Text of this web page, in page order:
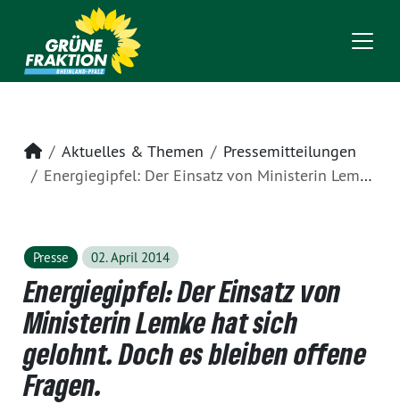
Startseite
Aktuelles & Themen
Pressemitteilungen
Energiegipfel: Der Einsatz von Ministerin Lemke hat sich gelohnt. Doch es bleiben offene Fragen.
Presse 02. April 2014
Energiegipfel: Der Einsatz von
Ministerin Lemke hat sich
gelohnt. Doch es bleiben offene
Fragen.